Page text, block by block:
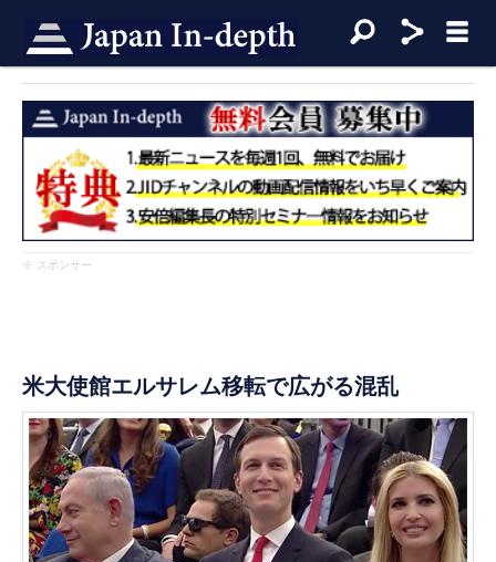
※ スポンサー
米大使館エルサレム移転で広がる混乱